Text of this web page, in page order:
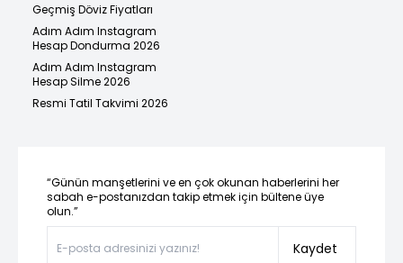
Geçmiş Döviz Fiyatları
Adım Adım Instagram
Hesap Dondurma 2026
Adım Adım Instagram
Hesap Silme 2026
Resmi Tatil Takvimi 2026
“Günün manşetlerini ve en çok okunan haberlerini her
sabah e-postanızdan takip etmek için bültene üye
olun.”
Kaydet